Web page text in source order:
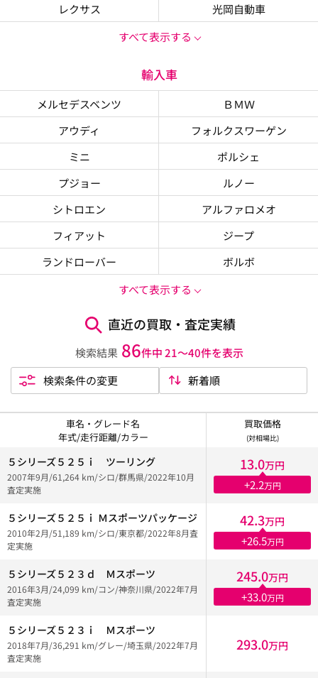
レクサス
光岡自動車
すべて表示する
輸入車
メルセデスベンツ
ＢＭＷ
アウディ
フォルクスワーゲン
ミニ
ポルシェ
プジョー
ルノー
シトロエン
アルファロメオ
フィアット
ジープ
ランドローバー
ボルボ
すべて表示する
直近の買取・査定実績
検索結果 86件中 21〜40件を表示
検索条件の変更
車名・グレード名
年式/走行距離/カラー
買取価格
(対相場比)
５シリーズ５２５ｉ ツーリング
2007年9月/61,264 km/シロ/群馬県/2022年10月
査定実施
13.0万円
+2.2万円
５シリーズ５２５ｉ Ｍスポーツパッケージ
2010年2月/51,189 km/シロ/東京都/2022年8月査
定実施
42.3万円
+26.5万円
５シリーズ５２３ｄ Ｍスポーツ
2016年3月/24,099 km/コン/神奈川県/2022年7月
査定実施
245.0万円
+33.0万円
５シリーズ５２３ｉ Ｍスポーツ
2018年7月/36,291 km/グレー/埼玉県/2022年7月
査定実施
293.0万円